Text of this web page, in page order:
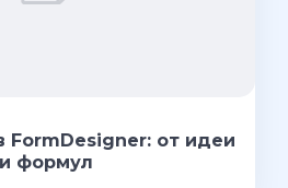
от идеи
формул